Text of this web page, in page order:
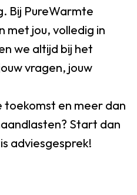
Bij PureWarmte
met jou, volledig in
we altijd bij het
vragen, jouw
toekomst en meer dan
Start dan
adviesgesprek!